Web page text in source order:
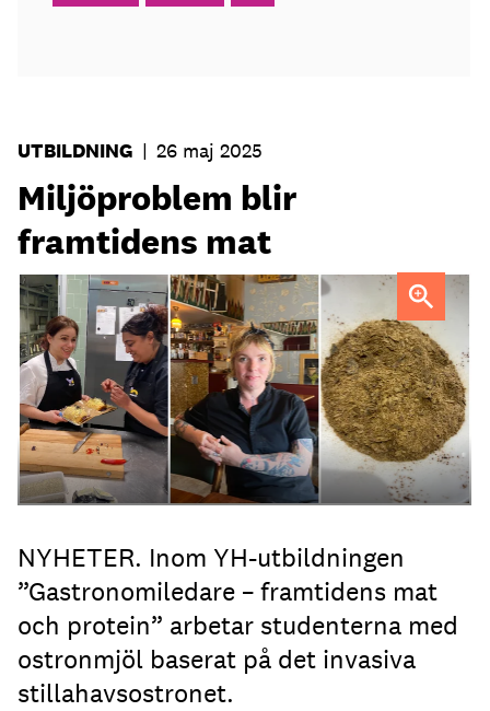
UTBILDNING | 26 maj 2025
Miljöproblem blir
framtidens mat
Lilit Petrosyan, Milla Ritzman och Evelina Liedman,
studerande vid YH Akademin
NYHETER. Inom YH-utbildningen
”Gastronomiledare – framtidens mat
och protein” arbetar studenterna med
ostronmjöl baserat på det invasiva
stillahavsostronet.